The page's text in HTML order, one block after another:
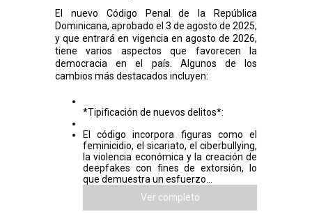
El nuevo Código Penal de la República
Dominicana, aprobado el 3 de agosto de 2025,
y que entrará en vigencia en agosto de 2026,
tiene varios aspectos que favorecen la
democracia en el país. Algunos de los
cambios más destacados incluyen:
*Tipificación de nuevos delitos*:
El código incorpora figuras como el
feminicidio, el sicariato, el ciberbullying,
la violencia económica y la creación de
deepfakes con fines de extorsión, lo
que demuestra un esfuerzo...
Ver completo